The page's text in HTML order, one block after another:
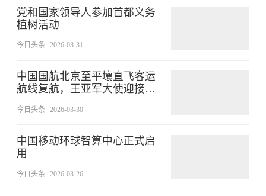
党和国家领导人参加首都义务
植树活动
今日头条 2026-03-31
中国国航北京至平壤直飞客运
航线复航，王亚军大使迎接首
今日头条 2026-03-30
中国移动环球智算中心正式启
用
今日头条 2026-03-26